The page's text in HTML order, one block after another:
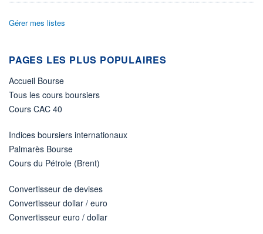
Non éligible
Boursobank
Gérer mes listes
PAGES LES PLUS POPULAIRES
Accueil Bourse
Tous les cours boursiers
Cours CAC 40
Indices boursiers internationaux
Palmarès Bourse
Cours du Pétrole (Brent)
Convertisseur de devises
Convertisseur dollar / euro
Convertisseur euro / dollar